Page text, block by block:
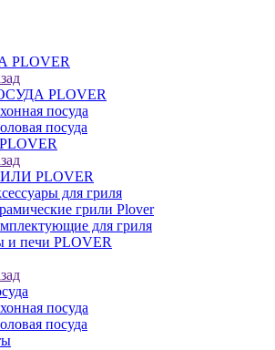
PLOVER
PLOVER
посуда
посуда
PLOVER
для гриля
грили Plover
для гриля
и печи PLOVER
посуда
посуда